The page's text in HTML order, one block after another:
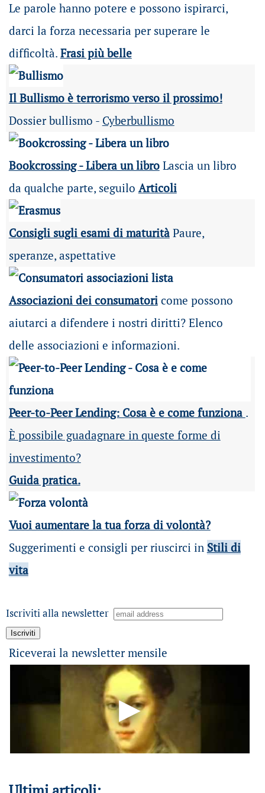
Le parole hanno potere e possono ispirarci,
darci la forza necessaria per superare le
difficoltà. Frasi più belle
Il Bullismo è terrorismo verso il prossimo!
Dossier bullismo - Cyberbullismo
Bookcrossing - Libera un libroLascia un libro
da qualche parte, seguilo Articoli
Consigli sugli esami di maturità Paure,
speranze, aspettative
Associazioni dei consumatoricome possono
aiutarci a difendere i nostri diritti? Elenco
delle associazioni e informazioni.
Peer-to-Peer Lending: Cosa è e come funziona .
È possibile guadagnare in queste forme di
investimento?
Guida pratica.
Vuoi aumentare la tua forza di volontà?
Suggerimenti e consigli per riuscirci in Stili di
vita
Iscriviti alla newsletter
Riceverai la newsletter mensile